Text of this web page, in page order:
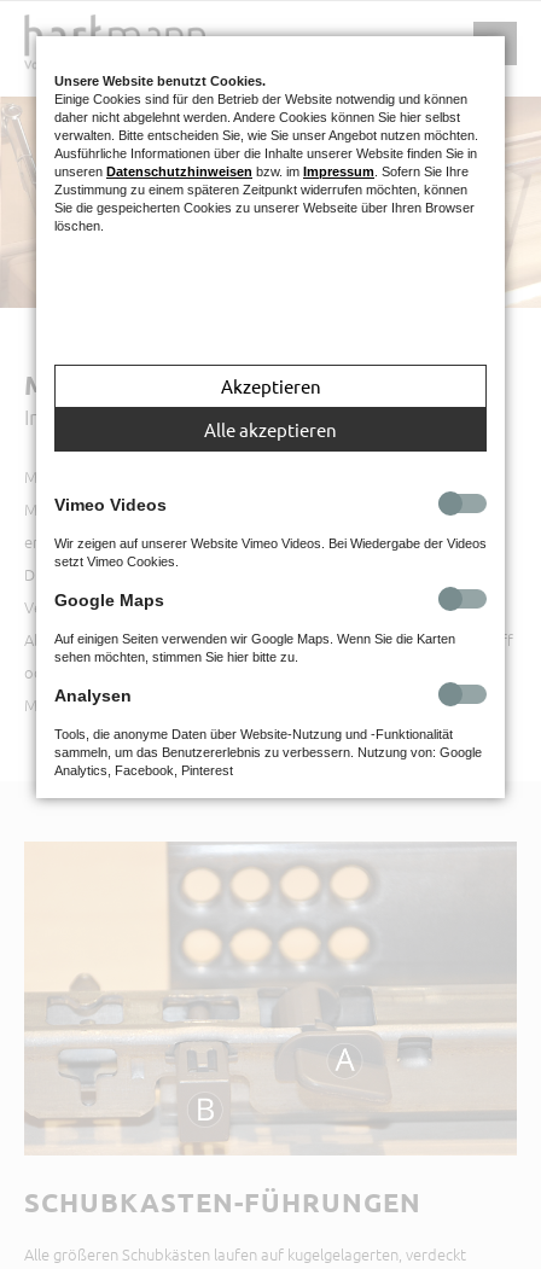
MÖBELBESCHLÄGE
Individuelle Lösungen für jedes Möbelstück
Möbelbeschläge ermöglichen das Öffnen bzw. Schließen eines
Möbelstückes wie z. B. Schranktür oder Schublade. Scharniere
erlauben darüber hinaus das Ausrichten der Türen in alle Richtungen.
Die Beschläge umfassen u. a. Griffe, Möbelbänder, Scharniere.
Verbindungsbeschläge, Schubladenführungen sowie verschiedene
Abdeckkappen und können je nach Verwendung aus Metall, Kunststoff
oder Holz sein. Durch unterschiedliche Beschläge bieten wir für jedes
Möbelstück individuelle Lösungen.
SCHUBKASTEN-FÜHRUNGEN
Alle größeren Schubkästen laufen auf kugelgelagerten, verdeckt
Unsere Website benutzt Cookies.
Einige Cookies sind für den Betrieb der Website notwendig und können
daher nicht abgelehnt werden. Andere Cookies können Sie hier selbst
verwalten. Bitte entscheiden Sie, wie Sie unser Angebot nutzen möchten.
Ausführliche Informationen über die Inhalte unserer Website finden Sie in
unseren Datenschutzhinweisen bzw. im Impressum . Sofern Sie Ihre
Zustimmung zu einem späteren Zeitpunkt widerrufen möchten, können
Sie die gespeicherten Cookies zu unserer Webseite über Ihren Browser
löschen.
Akzeptieren
Alle akzeptieren
Vimeo Videos
Wir zeigen auf unserer Website Vimeo Videos. Bei Wiedergabe der Videos
setzt Vimeo Cookies.
Google Maps
Auf einigen Seiten verwenden wir Google Maps. Wenn Sie die Karten
sehen möchten, stimmen Sie hier bitte zu.
Analysen
Tools, die anonyme Daten über Website-Nutzung und -Funktionalität
sammeln, um das Benutzererlebnis zu verbessern. Nutzung von: Google
Analytics, Facebook, Pinterest